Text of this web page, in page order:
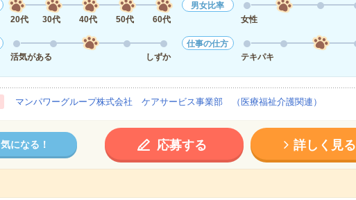
20代
30代 40代 50代 60代
男女比率
女性
活気がある
しずか
仕事の仕方
テキパキ
マンパワーグループ株式会社 ケアサービス事業部 （医療福祉介護関連）
気になる！ 応募する 詳しく見る